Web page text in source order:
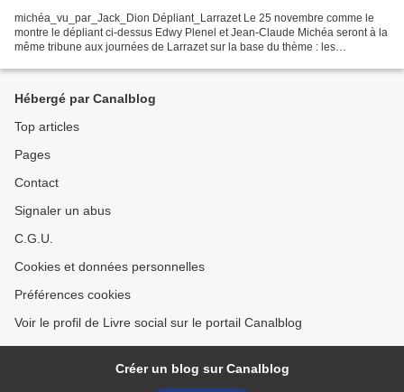
michéa_vu_par_Jack_Dion Dépliant_Larrazet Le 25 novembre comme le
montre le dépliant ci-dessus Edwy Plenel et Jean-Claude Michéa seront à la
même tribune aux journées de Larrazet sur la base du thème : les
Hébergé par Canalblog
Top articles
Pages
Contact
Signaler un abus
C.G.U.
Cookies et données personnelles
Préférences cookies
Voir le profil de Livre social sur le portail Canalblog
Créer un blog sur Canalblog